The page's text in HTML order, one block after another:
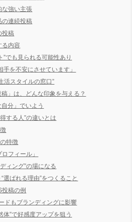
な強い主張
の連続投稿
投稿
る内容
”でも見られる可能性あり
を不安にさせています」
活スタイルの窓口”
稿」は、どんな印象を与える？
自分」でいよう
する人”の違いとは
特徴
フィール」
ィング”の場になる
選ばれる理由”をつくること
投稿の例
ドもブランディングに影響
体”で好感度アップを狙う